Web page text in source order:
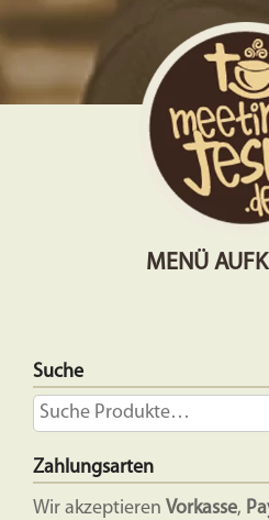
MENÜ
Suche
Zahlungsarten
Wir akzeptieren Vorkasse,